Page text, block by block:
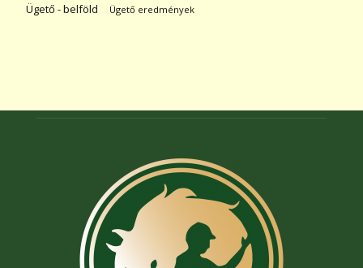
Ügető - belföld Ügető eredmények